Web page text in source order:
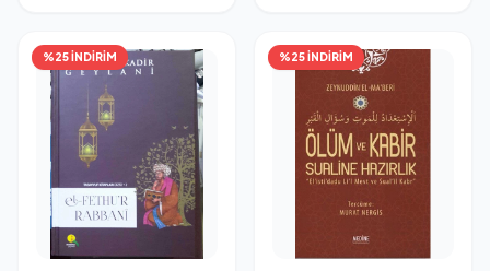
%25 İNDİRİM %25 İNDİRİM